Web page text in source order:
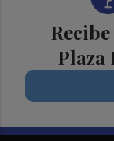
Plaza